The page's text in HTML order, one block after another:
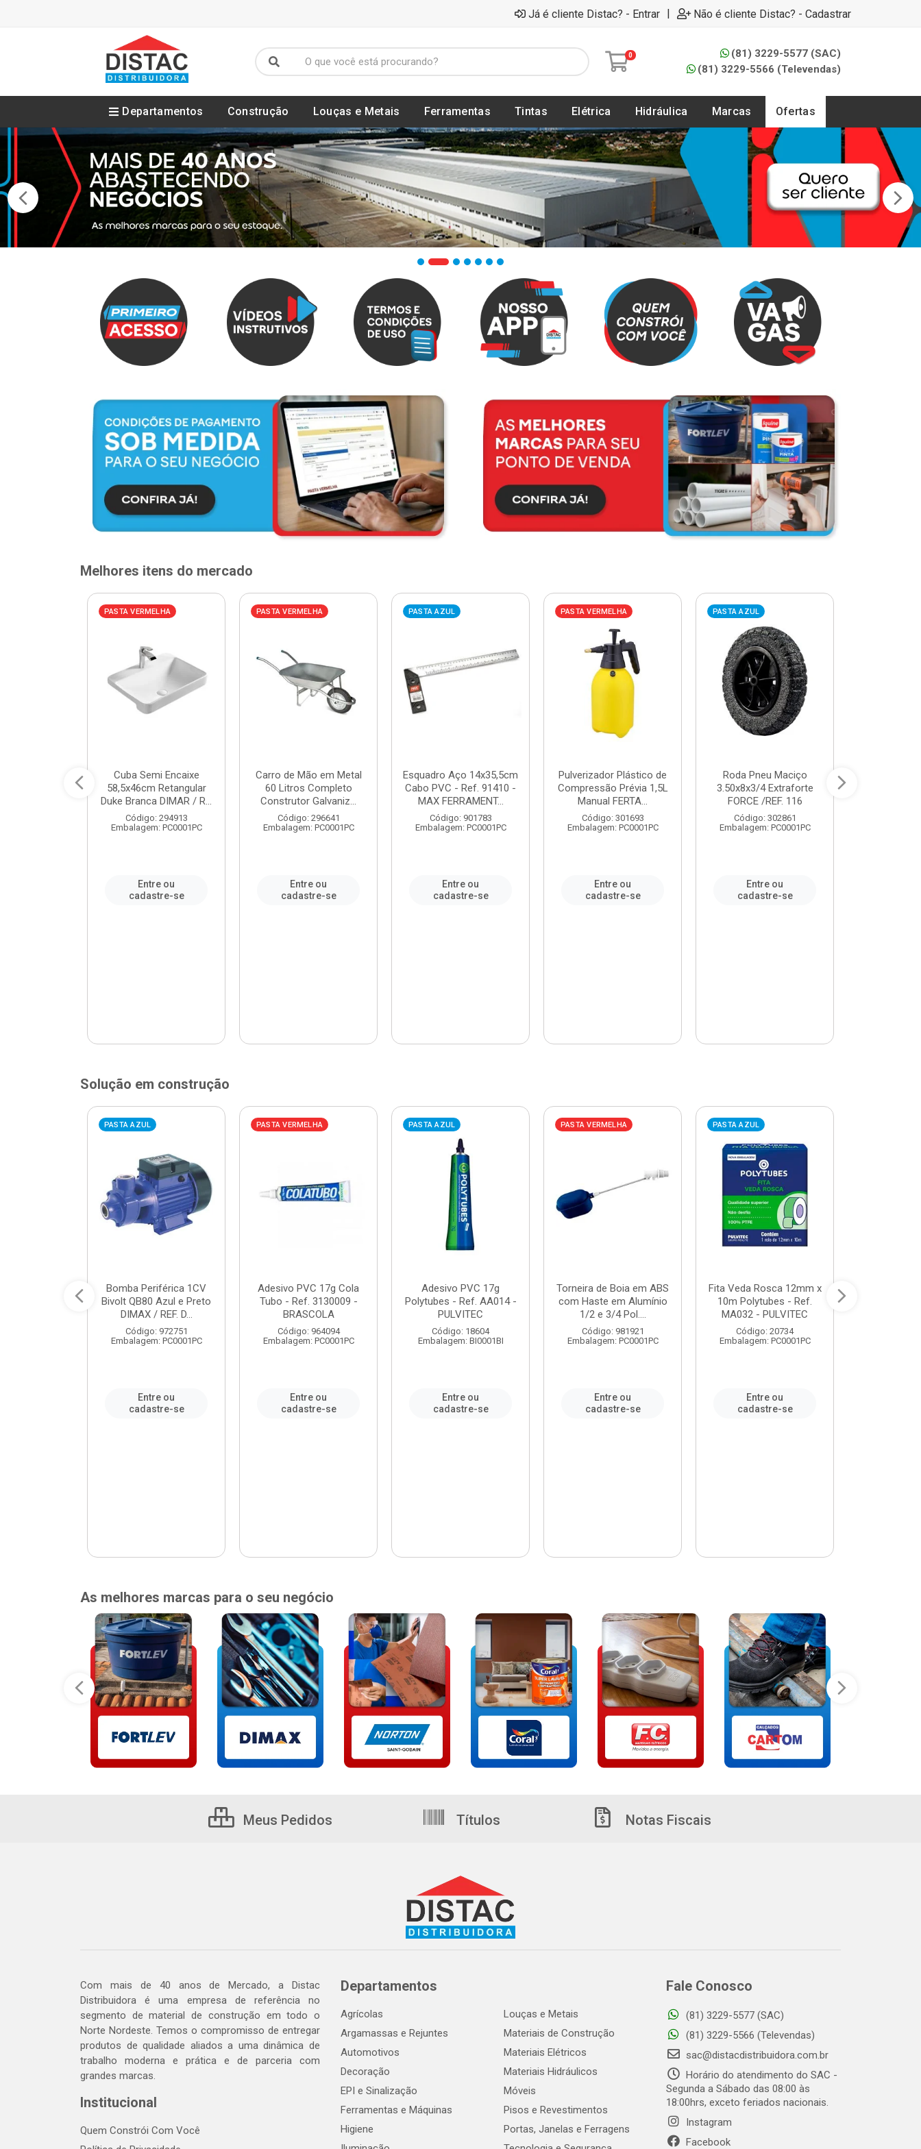
Já é cliente Distac? - Entrar | Não é cliente Distac? - Cadastrar
0
(81) 3229-5577 (SAC)
(81) 3229-5566 (Televendas)
Departamentos Construção Louças e Metais Ferramentas Tintas Elétrica Hidráulica Marcas Ofertas
Melhores itens do mercado
PASTA VERMELHA
Cuba Semi Encaixe
58,5x46cm Retangular
Duke Branca DIMAR / R...
Código: 294913
Embalagem: PC0001PC
Entre ou
cadastre-se
PASTA VERMELHA
Carro de Mão em Metal
60 Litros Completo
Construtor Galvaniz...
Código: 296641
Embalagem: PC0001PC
Entre ou
cadastre-se
PASTA AZUL
Esquadro Aço 14x35,5cm
Cabo PVC - Ref. 91410 -
MAX FERRAMENT...
Código: 901783
Embalagem: PC0001PC
Entre ou
cadastre-se
PASTA VERMELHA
Pulverizador Plástico de
Compressão Prévia 1,5L
Manual FERTA...
Código: 301693
Embalagem: PC0001PC
Entre ou
cadastre-se
PASTA AZUL
Roda Pneu Maciço
3.50x8x3/4 Extraforte
FORCE /REF. 116
Código: 302861
Embalagem: PC0001PC
Entre ou
cadastre-se
Solução em construção
PASTA AZUL
Bomba Periférica 1CV
Bivolt QB80 Azul e Preto
DIMAX / REF. D...
Código: 972751
Embalagem: PC0001PC
Entre ou
cadastre-se
PASTA VERMELHA
Adesivo PVC 17g Cola
Tubo - Ref. 3130009 -
BRASCOLA
Código: 964094
Embalagem: PC0001PC
Entre ou
cadastre-se
PASTA AZUL
Adesivo PVC 17g
Polytubes - Ref. AA014 -
PULVITEC
Código: 18604
Embalagem: BI0001BI
Entre ou
cadastre-se
PASTA VERMELHA
Torneira de Boia em ABS
com Haste em Alumínio
1/2 e 3/4 Pol....
Código: 981921
Embalagem: PC0001PC
Entre ou
cadastre-se
PASTA AZUL
Fita Veda Rosca 12mm x
10m Polytubes - Ref.
MA032 - PULVITEC
Código: 20734
Embalagem: PC0001PC
Entre ou
cadastre-se
As melhores marcas para o seu negócio
Meus Pedidos Títulos Notas Fiscais
Com mais de 40 anos de Mercado, a Distac
Distribuidora é uma empresa de referência no
segmento de material de construção em todo o
Norte Nordeste. Temos o compromisso de entregar
produtos de qualidade aliados a uma dinâmica de
trabalho moderna e prática e de parceria com
grandes marcas.
Institucional
Quem Constrói Com Você
Departamentos
Agrícolas
Argamassas e Rejuntes
Automotivos
Decoração
EPI e Sinalização
Ferramentas e Máquinas
Higiene
Louças e Metais
Materiais de Construção
Materiais Elétricos
Materiais Hidráulicos
Móveis
Pisos e Revestimentos
Portas, Janelas e Ferragens
Fale Conosco
(81) 3229-5577 (SAC)
(81) 3229-5566 (Televendas)
sac@distacdistribuidora.com.br
Horário do atendimento do SAC -
Segunda a Sábado das 08:00 às
18:00hrs, exceto feriados nacionais.
Instagram
Facebook